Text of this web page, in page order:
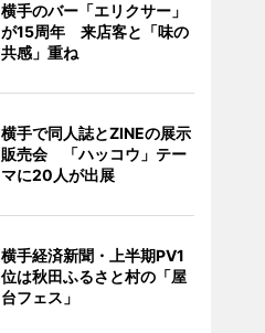
横手のバー「エリクサー」
が15周年 来店客と「味の
共感」重ね
横手で同人誌とZINEの展示
販売会 「ハッコウ」テー
マに20人が出展
横手経済新聞・上半期PV1
位は秋田ふるさと村の「屋
台フェス」